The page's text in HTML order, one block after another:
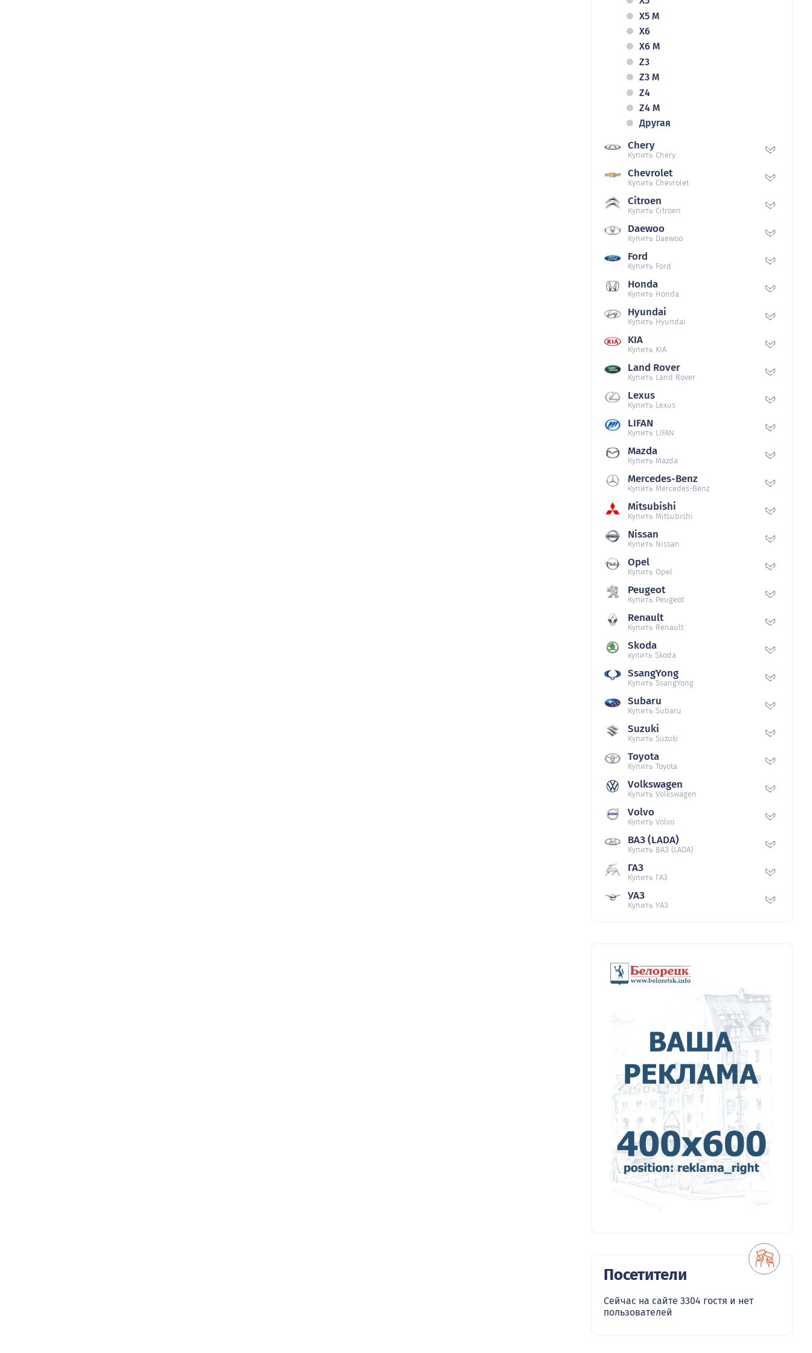
X5 M
X6
X6 M
Z3
Z3 M
Z4
Z4 M
Другая
Chery
Купить Chery
Chevrolet
Купить Chevrolet
Citroen
Купить Citroen
Daewoo
Купить Daewoo
Ford
Купить Ford
Honda
Купить Honda
Hyundai
Купить Hyundai
KIA
Купить KIA
Land Rover
Купить Land Rover
Lexus
Купить Lexus
LIFAN
Купить LIFAN
Mazda
Купить Mazda
Mercedes-Benz
Купить Mercedes-Benz
Mitsubishi
Купить Mitsubishi
Nissan
Купить Nissan
Opel
Купить Opel
Peugeot
Купить Peugeot
Renault
Купить Renault
Skoda
купить Skoda
SsangYong
Купить SsangYong
Subaru
Купить Subaru
Suzuki
Купить Suzuki
Toyota
Купить Toyota
Volkswagen
Купить Volkswagen
Volvo
Купить Volvo
ВАЗ (LADA)
Купить ВАЗ (LADA)
ГАЗ
Купить ГАЗ
УАЗ
Купить УАЗ
Посетители
Сейчас на сайте 3304 гостя и нет
пользователей